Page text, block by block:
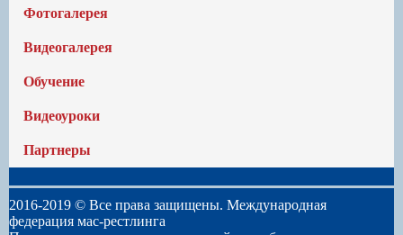
Фотогалерея
Видеогалерея
Обучение
Видеоуроки
Партнеры
2016-2019 © Все права защищены. Международная
федерация мас-рестлинга